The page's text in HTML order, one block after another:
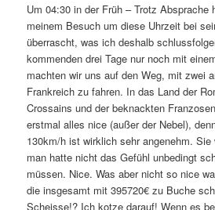
Um 04:30 in der Früh – Trotz Absprache
meinem Besuch um diese Uhrzeit bei
überrascht, was ich deshalb
kommenden drei Tage nur noch mit
machten wir uns auf den Weg, mit zwei
Frankreich zu fahren. In das Land der
Crossains und der beknackten
erstmal alles nice (außer der Nebel),
130km/h ist wirklich sehr angenehm. Sie
man hatte nicht das Gefühl unbedingt
müssen. Nice. Was aber nicht so nice
die insgesamt mit 395720€ zu Buche
Scheisse!? Ich kotze darauf! Wenn es